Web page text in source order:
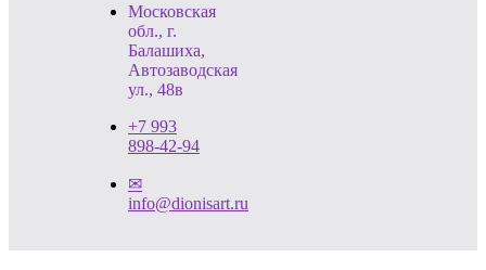
Московская
обл., г.
Балашиха,
Автозаводская
ул., 48в
+7 993
898-42-94
✉
info@dionisart.ru